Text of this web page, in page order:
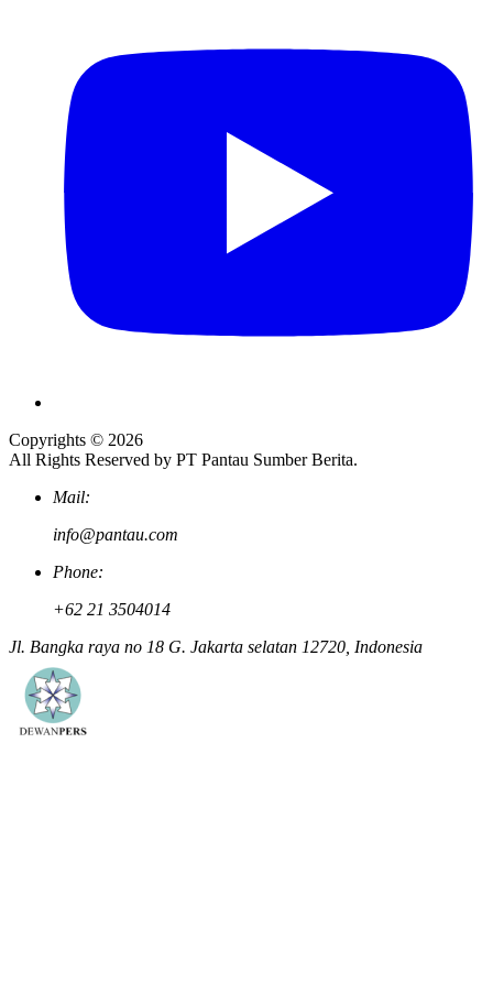
Copyrights © 2026
All Rights Reserved by PT Pantau Sumber Berita.
Mail:
info@pantau.com
Phone:
+62 21 3504014
Jl. Bangka raya no 18 G. Jakarta selatan 12720, Indonesia